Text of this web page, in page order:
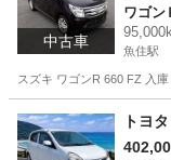
中古車
ワゴン
魚住駅
スズキ ワゴンR 660 FZ 入
兵庫 明石市 魚住駅
トヨ